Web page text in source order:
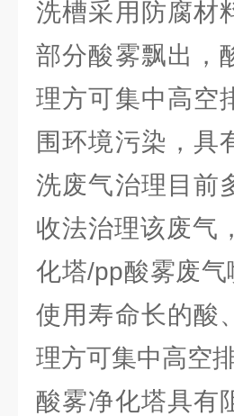
洗槽采用防腐材
部分酸雾飘出，
理方可集中高空
围环境污染，具
洗废气治理目前
收法治理该废气
化塔/pp酸雾废
使用寿命长的酸
理方可集中高空排
酸雾净化塔具有